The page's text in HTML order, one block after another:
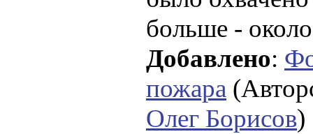
больше -
Добавлено:
пожара
Олег Борисов)